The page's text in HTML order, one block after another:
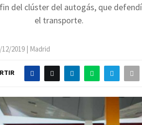
del clúster del autogás, que
el transporte.
12/2019 | Madrid